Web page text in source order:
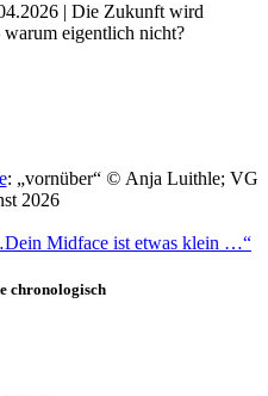
| Die Zukunft wird
eigentlich nicht?
: „vornüber“ ©Anja Luithle; VG
2026
Midface ist etwas klein …“
chronologisch